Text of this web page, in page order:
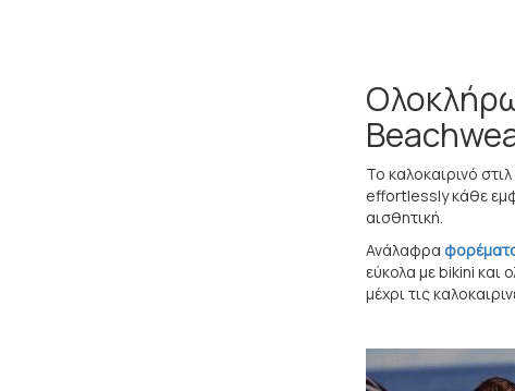
Το καλοκαιρινό
effortlessly κάθε
αισθητική.
Ανάλαφρα
εύκολα με bikini και
μέχρι τις